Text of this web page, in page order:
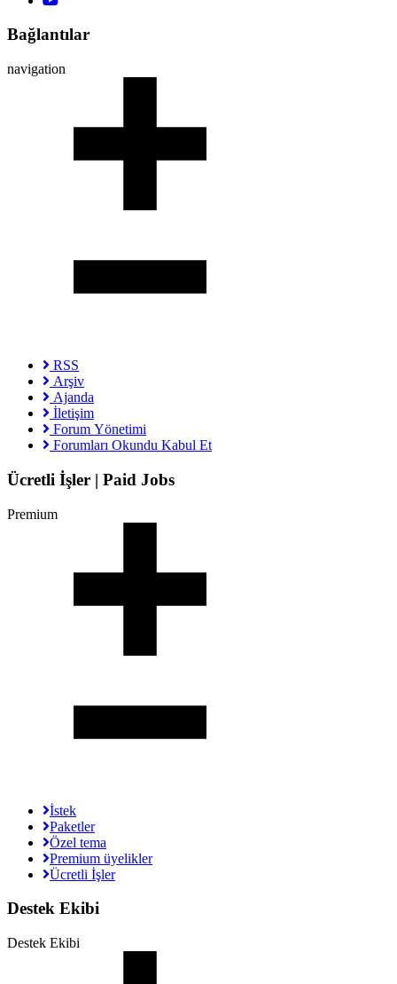
Bağlantılar
navigation
RSS
Arşiv
Ajanda
İletişim
Forum Yönetimi
Forumları Okundu Kabul Et
Ücretli İşler | Paid Jobs
Premium
İstek
Paketler
Özel tema
Premium üyelikler
Ücretli İşler
Destek Ekibi
Destek Ekibi